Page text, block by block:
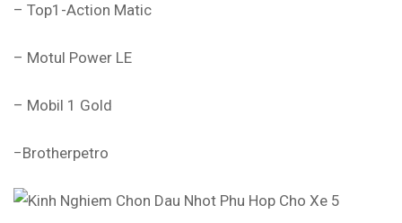
– Top1-Action Matic
– Motul Power LE
– Mobil 1 Gold
−Brotherpetro